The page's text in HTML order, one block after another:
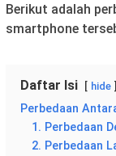
Berikut adalah
smartphone
Daftar Isi hide
Perbedaan
1. Perbedaan
2. Perbedaan